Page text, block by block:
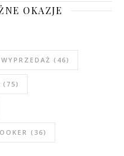
OKAZJE
(46)
(75)
(36)